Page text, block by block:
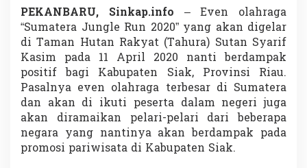
K
a
p
o
l
R
i
a
u
PEKANBARU, Sinkap.info – Even olahraga
“Sumatera Jungle Run 2020” yang akan digelar
di Taman Hutan Rakyat (Tahura) Sutan Syarif
Kasim pada 11 April 2020 nanti berdampak
positif bagi Kabupaten Siak, Provinsi Riau.
Pasalnya even olahraga terbesar di Sumatera
dan akan di ikuti peserta dalam negeri juga
akan diramaikan pelari-pelari dari beberapa
negara yang nantinya akan berdampak pada
promosi pariwisata di Kabupaten Siak.